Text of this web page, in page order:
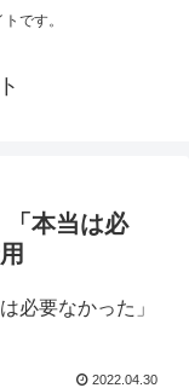
です。
「本当は必
2022.04.30